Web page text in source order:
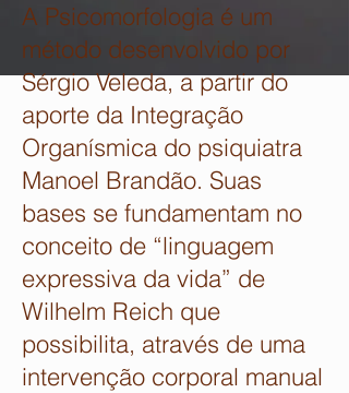
A Psicomorfologia é um
método desenvolvido por
Sérgio Veleda, a partir do
aporte da Integração
Organísmica do psiquiatra
Manoel Brandão. Suas
bases se fundamentam no
conceito de “linguagem
expressiva da vida” de
Wilhelm Reich que
possibilita, através de uma
intervenção corporal manual